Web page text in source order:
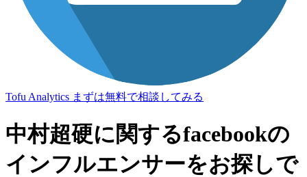
Tofu Analytics まずは無料で相談してみる
中村超硬に関するfacebookの
インフルエンサーをお探しで